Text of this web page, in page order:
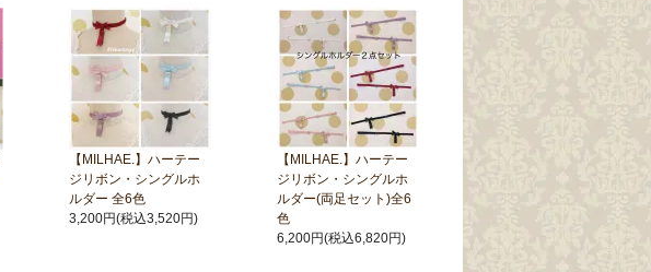
【MILHAE.】ハーテー
ジリボン・シングルホ
ルダー 全6色
3,200円(税込3,520円)
【MILHAE.】ハーテー
ジリボン・シングルホ
ルダー(両足セット)全6
色
6,200円(税込6,820円)